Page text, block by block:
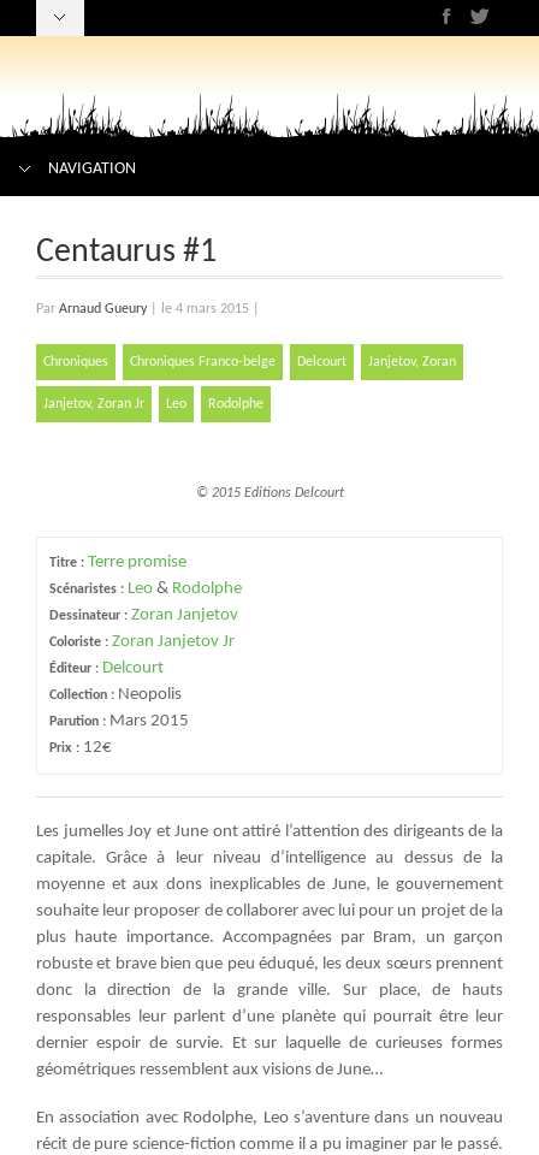
NAVIGATION
Centaurus #1
Par Arnaud Gueury le 4 mars 2015
Chroniques Chroniques Franco-belge Delcourt Janjetov, Zoran
Janjetov, Zoran Jr Leo Rodolphe
© 2015 Editions Delcourt
Titre : Terre promise
Scénaristes : Leo & Rodolphe
Dessinateur : Zoran Janjetov
Coloriste : Zoran Janjetov Jr
Éditeur : Delcourt
Collection : Neopolis
Parution : Mars 2015
Prix : 12€
Les jumelles Joy et June ont attiré l’attention des dirigeants de la
capitale. Grâce à leur niveau d’intelligence au dessus de la
moyenne et aux dons inexplicables de June, le gouvernement
souhaite leur proposer de collaborer avec lui pour un projet de la
plus haute importance. Accompagnées par Bram, un garçon
robuste et brave bien que peu éduqué, les deux sœurs prennent
donc la direction de la grande ville. Sur place, de hauts
responsables leur parlent d’une planète qui pourrait être leur
dernier espoir de survie. Et sur laquelle de curieuses formes
géométriques ressemblent aux visions de June…
En association avec Rodolphe, Leo s’aventure dans un nouveau
récit de pure science-fiction comme il a pu imaginer par le passé.